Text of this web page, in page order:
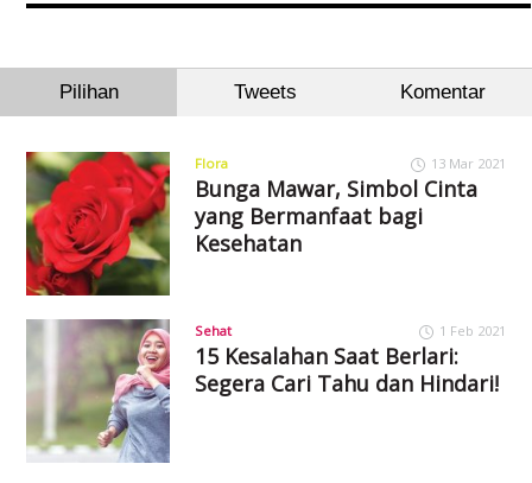
Pilihan Tweets Komentar
Flora 13 Mar 2021
Bunga Mawar, Simbol Cinta
yang Bermanfaat bagi
Kesehatan
Sehat 1 Feb 2021
15 Kesalahan Saat Berlari:
Segera Cari Tahu dan Hindari!